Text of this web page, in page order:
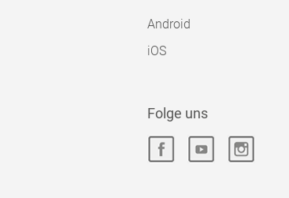
Android
iOS
Folge uns